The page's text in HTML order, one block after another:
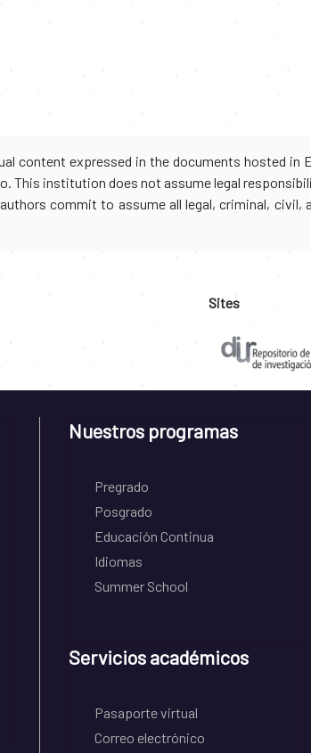
content expressed in the documents hosted
This institution does not assume legal
commit to assume all legal, criminal,
Sites
Nuestros programas
Pregrado
Posgrado
Educación Continua
Idiomas
Summer School
Servicios académicos
Pasaporte virtual
Correo electrónico